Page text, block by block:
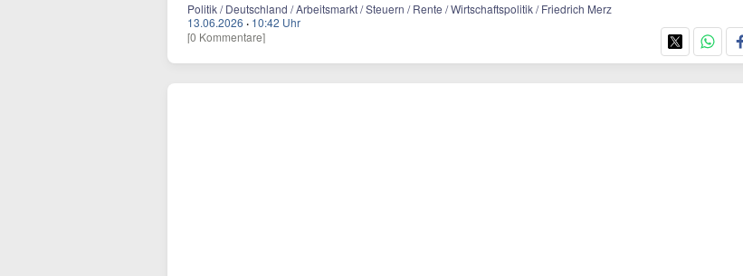
Politik / Deutschland / Arbeitsmarkt / Steuern / Rente / Wirtschaftspolitik / Friedrich Merz
13.06.2026 · 10:42 Uhr
[0 Kommentare]